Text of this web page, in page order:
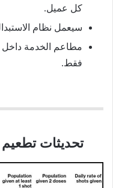
كل عميل.
سيعمل نظام
مطاعم الخدمة
فقط.
تحديثات تطعيم